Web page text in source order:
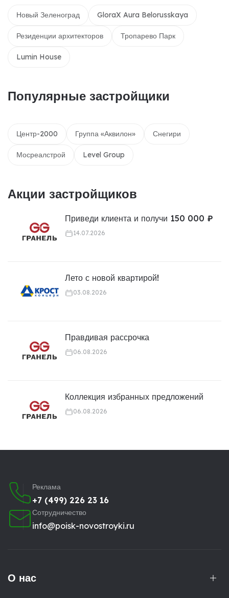
Новый Зеленоград GloraX Aura Belorusskaya
Резиденции архитекторов Тропарево Парк
Lumin House
Популярные застройщики
Центр-2000 Группа «Аквилон» Снегири
Мосреалстрой Level Group
Акции застройщиков
Приведи клиента и получи 150 000 ₽
14.07.2026
Лето с новой квартирой!
03.08.2026
Правдивая рассрочка
06.08.2026
Коллекция избранных предложений
06.08.2026
Реклама
+7 (499) 226 23 16
Сотрудничество
info@poisk-novostroyki.ru
О нас